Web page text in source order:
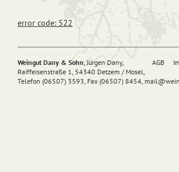
error code: 522
AGB
Weingut Dany & Sohn, Jürgen Dany,
Raiffeisenstraße 1, 54340 Detzem / Mosel,
Telefon (06507) 3593, Fax (06507) 8454, mail@